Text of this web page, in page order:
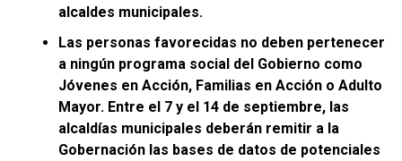
alcaldes municipales.
Las personas favorecidas no deben pertenecer
a ningún programa social del Gobierno como
Jóvenes en Acción, Familias en Acción o Adulto
Mayor. Entre el 7 y el 14 de septiembre, las
alcaldías municipales deberán remitir a la
Gobernación las bases de datos de potenciales